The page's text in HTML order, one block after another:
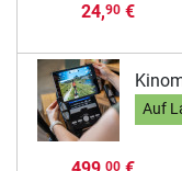
24,90€
Auf
00